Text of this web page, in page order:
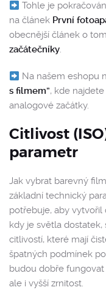
Tohle je
na článek První
obecnější článek o
začátečníky.
Na našem eshopu
s filmem”, kde
analogové začátky.
Citlivost
parametr
Jak vybrat barevný
základní technický
potřebuje, aby vytvořil
kdy je světla
citlivostí, které mají
špatných podmínek
budou dobře
ale i vyšší zrnitost.